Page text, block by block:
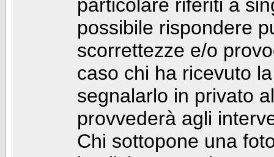
particolare riferiti a
possibile rispondere
scorrettezze e/o
caso chi ha ricevuto
segnalarlo in privato
provvederà agli
Chi sottopone una